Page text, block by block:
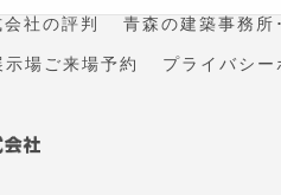
社の評判
青森の建築事務
示場ご来場予約 プライバシー